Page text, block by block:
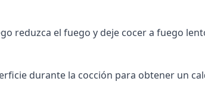
reduzca el fuego y deje cocer a fuego
durante la cocción para obtener un